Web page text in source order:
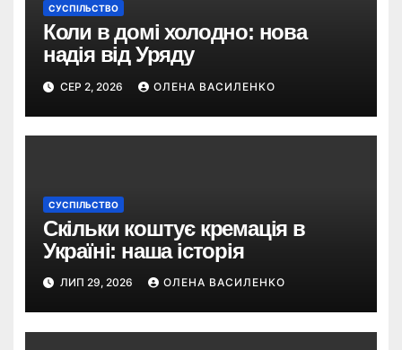
СУСПІЛЬСТВО
Коли в домі холодно: нова
надія від Уряду
СЕР 2, 2026 ОЛЕНА ВАСИЛЕНКО
СУСПІЛЬСТВО
Скільки коштує кремація в
Україні: наша історія
ЛИП 29, 2026 ОЛЕНА ВАСИЛЕНКО